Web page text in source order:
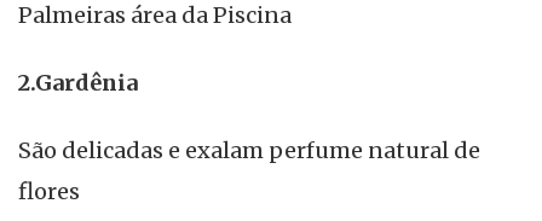
Palmeiras área da Piscina
2.Gardênia
São delicadas e exalam perfume natural de
flores